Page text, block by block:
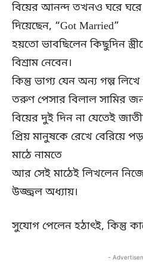
বিয়ের আনন্দ তখনও ঘরে ঘরে।
দিয়েছেন, “Got Married”
হয়তো ভাবছিলেন কিছুদিন
বিশ্রাম নেবেন।
কিন্তু ভাগ্য যেন অন্য গল্প
তরুণ পেসার বিলাল সামির
বিয়ের দুই দিন না যেতেই
প্রিয় মানুষকে রেখে বেরিয়ে
মাঠে নামতে
আর সেই মাঠেই লিখলেন
উজ্জ্বল অধ্যায়।
সুযোগ পেলেন হঠাৎই, কিন্তু
-